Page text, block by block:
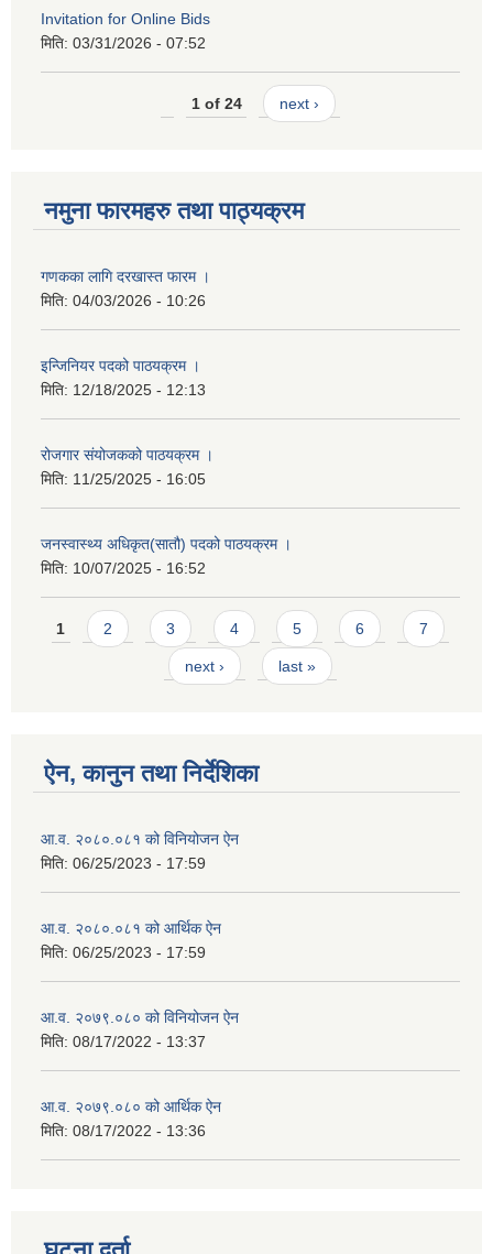
Invitation for Online Bids
मिति: 03/31/2026 - 07:52
1 of 24 next ›
नमुना फारमहरु तथा पाठ्यक्रम
गणकका लागि दरखास्त फारम ।
मिति: 04/03/2026 - 10:26
इन्जिनियर पदको पाठयक्रम ।
मिति: 12/18/2025 - 12:13
रोजगार संयोजकको पाठयक्रम ।
मिति: 11/25/2025 - 16:05
जनस्वास्थ्य अधिकृत(सातौ) पदको पाठयक्रम ।
मिति: 10/07/2025 - 16:52
Pages
1 2 3 4 5 6 7
next › last »
ऐन, कानुन तथा निर्देशिका
आ.व. २०८०.०८१ को विनियोजन ऐन
मिति: 06/25/2023 - 17:59
आ.व. २०८०.०८१ को आर्थिक ऐन
मिति: 06/25/2023 - 17:59
आ.व. २०७९.०८० को विनियोजन ऐन
मिति: 08/17/2022 - 13:37
आ.व. २०७९.०८० को आर्थिक ऐन
मिति: 08/17/2022 - 13:36